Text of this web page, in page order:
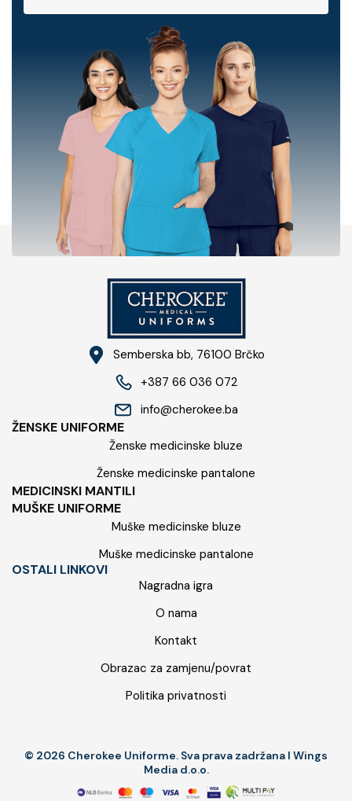
Semberska bb, 76100​ Brčko
+387 66 036 072
info@cherokee.ba​
ŽENSKE UNIFORME
Ženske medicinske bluze
Ženske medicinske pantalone
MEDICINSKI MANTILI
MUŠKE UNIFORME
Muške medicinske bluze
Muške medicinske pantalone
OSTALI LINKOVI
Nagradna igra
O nama
Kontakt
Obrazac za zamjenu/povrat
Politika privatnosti
© 2026 Cherokee Uniforme. Sva prava zadržana I Wings
Media d.o.o.